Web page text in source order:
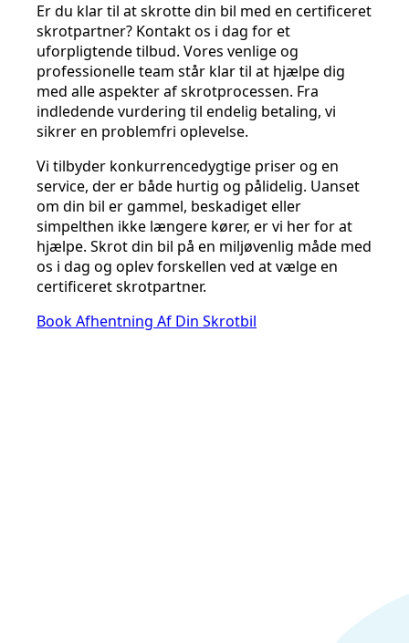
Er du klar til at skrotte din bil med en certificeret
skrotpartner? Kontakt os i dag for et
uforpligtende tilbud. Vores venlige og
professionelle team står klar til at hjælpe dig
med alle aspekter af skrotprocessen. Fra
indledende vurdering til endelig betaling, vi
sikrer en problemfri oplevelse.
Vi tilbyder konkurrencedygtige priser og en
service, der er både hurtig og pålidelig. Uanset
om din bil er gammel, beskadiget eller
simpelthen ikke længere kører, er vi her for at
hjælpe. Skrot din bil på en miljøvenlig måde med
os i dag og oplev forskellen ved at vælge en
certificeret skrotpartner.
Book Afhentning Af Din Skrotbil